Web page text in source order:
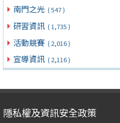
南門之光 ( 547 )
研習資訊 ( 1,735 )
活動競賽 ( 2,016 )
宣導資訊 ( 2,116 )
隱私權及資訊安全政策